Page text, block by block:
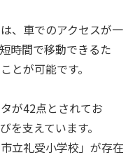
、車でのアクセスが一
時間で移動できるた
とが可能です。
が42点とされてお
を支えています。
立礼受小学校」が存在